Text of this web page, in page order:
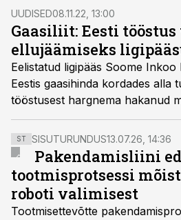
Klaipedasse märtsis.
UUDISED08.11.22, 13:00
Gaasiliit: Eesti tööstus
ellujäämiseks
Eelistatud ligipääs Soome Inkoo
Eestis gaasihinda kordades alla
tööstusest hargnema hakanud
jooksus tagaks soodne gaas
elujõu ja konkurentsivõime.
ST SISUTURUNDUS13.07.26, 14:36
Pakendamisliini
tootmisprotsessi
roboti valimisest
Tootmisettevõtte